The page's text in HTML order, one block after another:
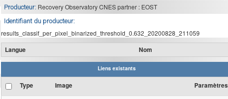
Producteur: Recovery Observatory CNES partner : EOST
Identifiant du producteur:
results_classif_per_pixel_binarized_threshold_0.632_20200828_211059
Langue Nom
Liens existants
Type Image Paramètres